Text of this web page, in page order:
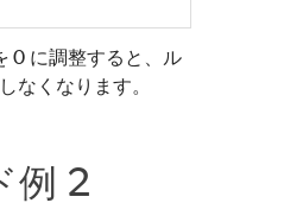
0 に調整すると、ル
なくなります。
例 2